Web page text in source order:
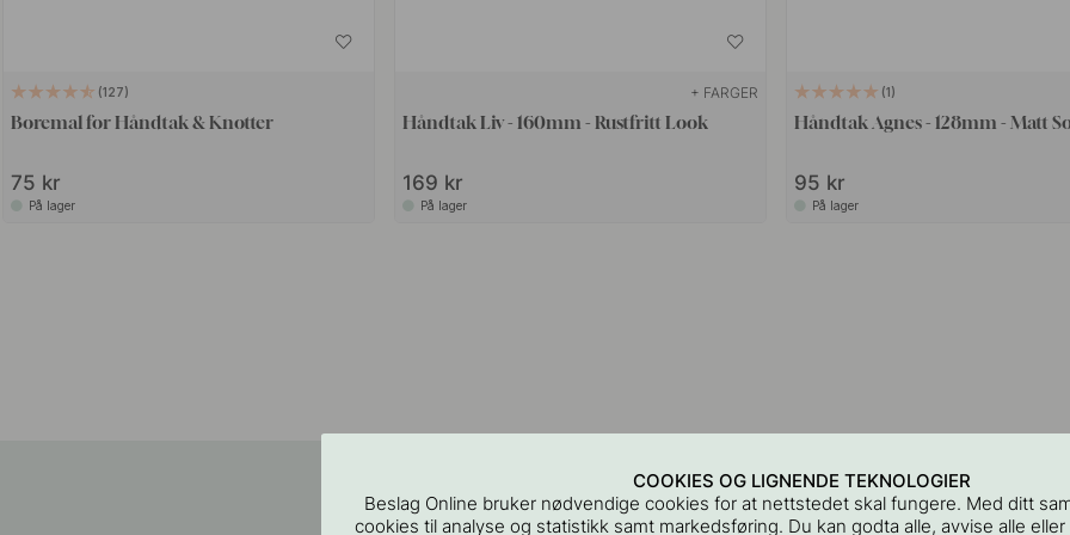
127
Boremal for Håndtak & Knotter
75 kr
På lager
+ FARGER
Håndtak Liv - 160mm - Rustfritt Look
169 kr
På lager
1
Håndtak Agnes - 128mm - Matt
95 kr
På lager
COOKIES OG LIGNENDE TEKNOLOGIER
Beslag Online bruker nødvendige cookies for at nettstedet skal fungere. Med ditt
cookies til analyse og statistikk samt markedsføring. Du kan godta alle, avvise alle